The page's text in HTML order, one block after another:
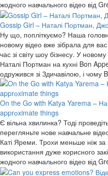
жодного навчального відео від
Gossip Girl – Наталі Портман,
Ну що, попліткуємо? Наша
новому відео вже зібрала для
час зі світу шоу бізнесу. У
Наталі Портман на кухні Bon
одружився зі Здичавілою, і
On the Go with Katya Yarema –
apprоximate things
Є вільна хвилинка? Тоді
перегляньте нове навчальне
Каті Яреми. Трохи меньше ніж
використання дуже корисного
жодного навчального відео від